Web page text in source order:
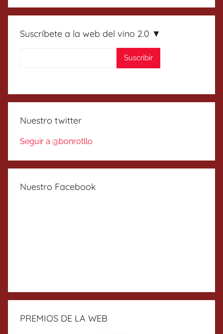
Suscríbete a la web del vino 2.0 ▼
Nuestro twitter
Seguir a @bonrotllo
Nuestro Facebook
PREMIOS DE LA WEB